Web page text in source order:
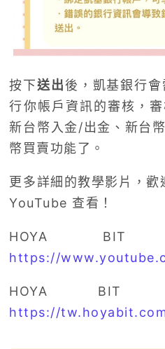
按下送出後，凱基銀行
行你帳戶資訊的審核，
新台幣入金/出金、新台
幣買賣功能了。
更多詳細的教學影片，
YouTube 查看！
HOYA BIT
https://
HOYA
https://